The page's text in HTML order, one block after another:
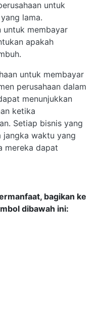
untuk
lama.
untuk membayar
apakah
untuk membayar
perusahaan dalam
menunjukkan
ketika
Setiap bisnis yang
jangka waktu yang
mereka dapat
bagikan ke
dibawah ini: